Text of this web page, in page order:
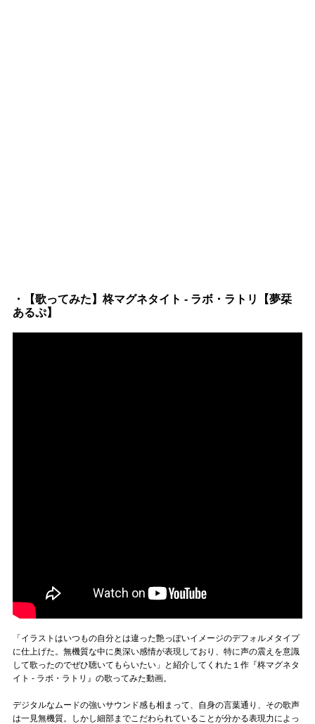
・【歌ってみた】柊マグネタイト - ラボ・ラトリ【夢栞
あるぷ】
「イラストはいつもの自分とは違った艶っぽいイメージのデフォルメタイプ
に仕上げた。無機質な中に奥深い感情が表現しており、特に声の震えを意識
して歌ったのでぜひ聴いてもらいたい」と紹介してくれた１作『柊マグネタ
イト - ラボ・ラトリ』の歌ってみた動画。
デジタルなムードの強いサウンド感も相まって、自身の言葉通り、その歌声
は一見無機質。しかし細部までこだわられていることが分かる表現力によっ